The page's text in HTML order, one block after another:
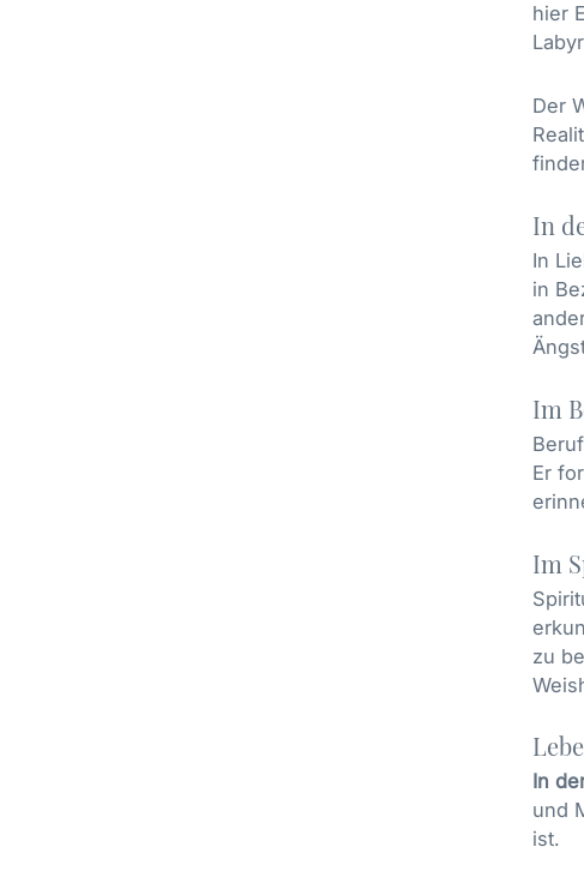
hier
Der
In
In
in
Im
Er
Im
zu
In
und
ist.